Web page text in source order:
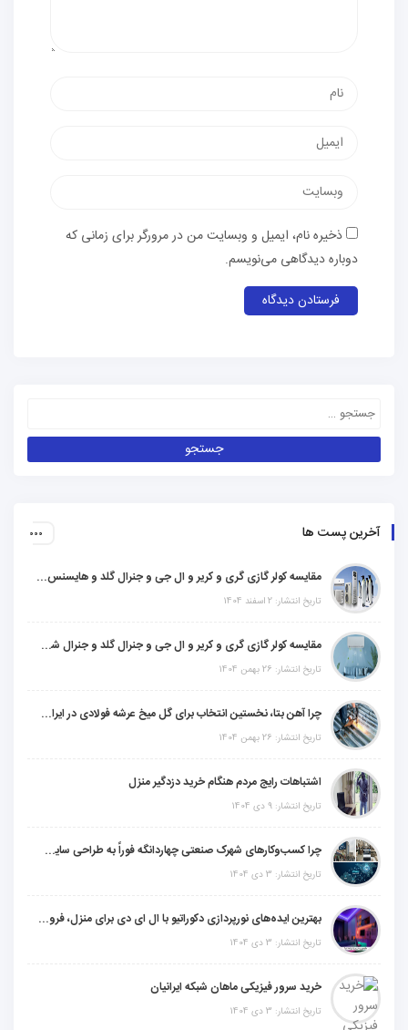
ذخیره نام، ایمیل و وبسایت من در مرورگر برای زمانی که
دوباره دیدگاهی می‌نویسم.
آخرین پست ها
مقایسه کولر گازی گری و کریر و ال جی و جنرال گلد و هایسنس و مدیا و اجنرال
تاریخ انتشار: 2 اسفند 1404
مقایسه کولر گازی گری و کریر و ال جی و جنرال گلد و جنرال شکار و سامسونگ و یونیوا
تاریخ انتشار: 26 بهمن 1404
چرا آهن بتا، نخستین انتخاب برای گل میخ عرشه فولادی در ایران است؟
تاریخ انتشار: 26 بهمن 1404
اشتباهات رایج مردم هنگام خرید دزدگیر منزل
تاریخ انتشار: 9 دی 1404
چرا کسب‌وکارهای شهرک صنعتی چهاردانگه فوراً به طراحی سایت نیاز دارند؟
تاریخ انتشار: 3 دی 1404
بهترین ایده‌های نورپردازی دکوراتیو با ال ای دی برای منزل، فروشگاه و دفتر کار
تاریخ انتشار: 3 دی 1404
خرید سرور فیزیکی ماهان شبکه ایرانیان
تاریخ انتشار: 3 دی 1404